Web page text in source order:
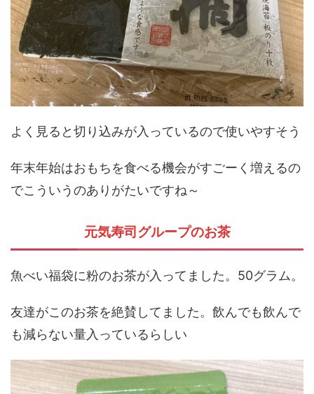
よく見ると切り込みが入っているので使いやすそう
年末年始はおもちを食べる機会がすごーく増えるの
でこういうのありがたいですね～
元気寿司グループのお茶
魚べい福袋に粉のお茶が入ってました。50グラム。
友達がこのお茶を絶賛してました。飲んでも飲んで
も減らない量入っているらしい